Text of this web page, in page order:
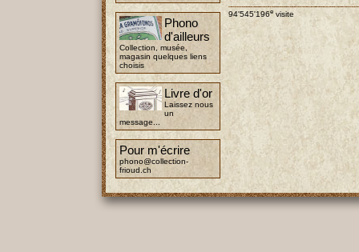
Phono
d'ailleurs
Collection, musée,
magasin quelques liens
choisis
Livre d'or
Laissez nous
un
message...
Pour m'écrire
phono@collection-
frioud.ch
94'545'196e visite